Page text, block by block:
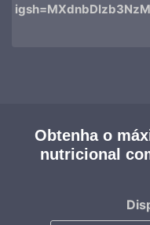
Obtenha o
nutricional